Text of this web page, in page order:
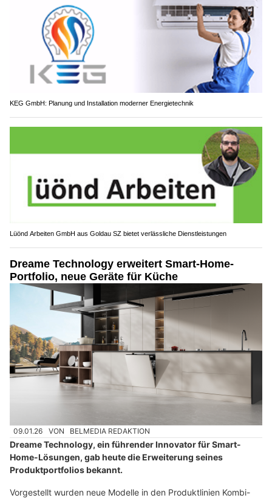
KEG GmbH: Planung und Installation moderner Energietechnik
Lüönd Arbeiten GmbH aus Goldau SZ bietet verlässliche Dienstleistungen
Dreame Technology erweitert Smart-Home-
Portfolio, neue Geräte für Küche
09.01.26 VON BELMEDIA REDAKTION
Dreame Technology, ein führender Innovator für Smart-
Home-Lösungen, gab heute die Erweiterung seines
Produktportfolios bekannt.
Vorgestellt wurden neue Modelle in den Produktlinien Kombi-